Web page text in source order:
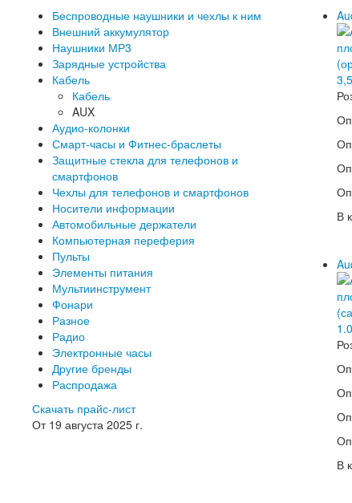
Беспроводные наушники и чехлы к ним
Внешний аккумулятор
Наушники МР3
Зарядные устройства
Кабель
Кабель
AUX
Аудио-колонки
Смарт-часы и Фитнес-браслеты
Защитные стекла для телефонов и
смартфонов
Чехлы для телефонов и смартфонов
Носители информации
Автомобильные держатели
Компьютерная переферия
Пульты
Элементы питания
Мультиинструмент
Фонари
Разное
Радио
Электронные часы
Другие бренды
Распродажа
Скачать прайс-лист
От 19 августа 2025 г.
В
В